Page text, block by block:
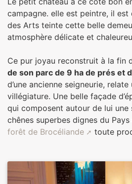
campagne. elle est peintre, il est
des Arts teinte cette belle
atmosphère délicate et
Ce pur joyau reconstruit à la fin
de son parc de 9 ha de prés et
d’une ancienne seigneurie,
villégiature. Une belle façade
qui composent autour de lui une
chênes superbes dignes du
forêt de Brocéliande
toute